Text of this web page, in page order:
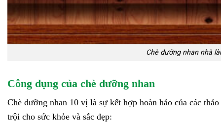
Chè dưỡng nhan nhà
Công dụng của chè dưỡng nhan
Chè dưỡng nhan 10 vị là sự kết hợp hoàn hảo của các
trội cho sức khỏe và sắc đẹp: